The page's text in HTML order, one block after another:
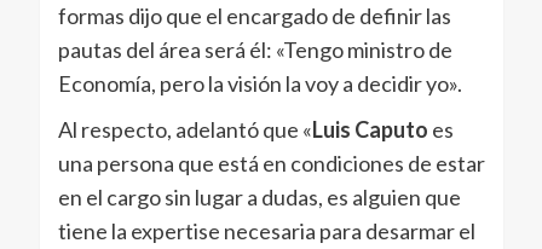
formas dijo que el encargado de definir las
pautas del área será él: «Tengo ministro de
Economía, pero la visión la voy a decidir yo».
Al respecto, adelantó que «Luis Caputo es
una persona que está en condiciones de estar
en el cargo sin lugar a dudas, es alguien que
tiene la expertise necesaria para desarmar el